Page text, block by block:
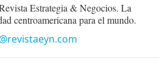
Estrategia & Negocios. La
centroamericana para el mundo.